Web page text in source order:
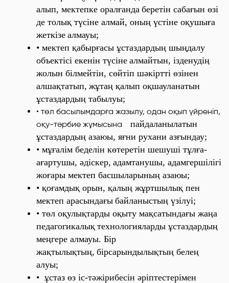
алып, мектепке оралғанда беретін сабағын өзі
де толық түсіне алмай, оның үстіне оқушыға
жеткізе алмауы;
• мектеп қабырғасы ұстаздардың шыңдалу
объектісі екенін түсіне алмайтын, ізденудің
жолын білмейтін, сөйтіп шәкіртті өзінен
алшақтатып, жұтаң қалып оқшауланатын
ұстаздардың табылуы;
• төл басылымдарға жазылу, одан оқып үйреніп,
оқу-тәрбие жұмысына пайдаланылатын
ұстаздардың азаюы, яғни рухани азғындау;
• мұғалім беделін көтеретін шешуші тұлға-
ағартушы, әдіскер, адамтанушы, адамгершілігі
жоғары мектеп басшыларының азаюы;
• қоғамдық орын, қалың жұртшылық пен
мектеп арасындағы байланыстың үзілуі;
• төл оқулықтарды оқыту мақсатындағы жаңа
педагогикалық технологияларды ұстаздардың
меңгере алмауы. Бір
жақтылықтың, бірсарындылықтың белең
алуы;
• ұстаз өз іс-тәжірибесін әріптестерімен